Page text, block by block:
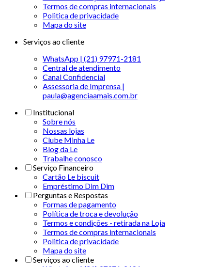
Termos de compras internacionais
Politica de privacidade
Mapa do site
Serviços ao cliente
WhatsApp | (21) 97971-2181
Central de atendimento
Canal Confidencial
Assessoria de Imprensa |
paula@agenciaamais.com.br
Institucional
Sobre nós
Nossas lojas
Clube Minha Le
Blog da Le
Trabalhe conosco
Serviço Financeiro
Cartão Le biscuit
Empréstimo Dim Dim
Perguntas e Respostas
Formas de pagamento
Política de troca e devolução
Termos e condições - retirada na Loja
Termos de compras internacionais
Politica de privacidade
Mapa do site
Serviços ao cliente